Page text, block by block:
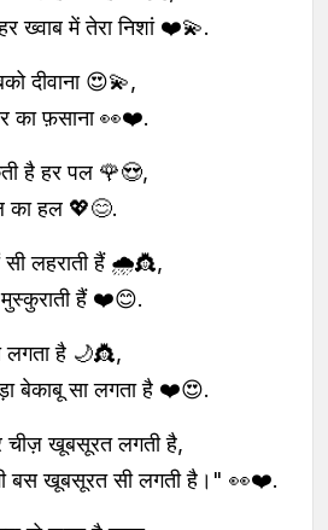
ख्वाब में तेरा निशां ❤️💫.
दीवाना 😍💫,
का फ़साना 👀❤️.
है हर पल 🌹😍,
का हल 💖😊.
सी लहराती हैं 🌧️👸,
हैं ❤️😊.
लगता है 🌙👸,
बेकाबू सा लगता है ❤️😍.
चीज़ खूबसूरत लगती है,
भी बस खूबसूरत सी लगती है।" 👀❤️.